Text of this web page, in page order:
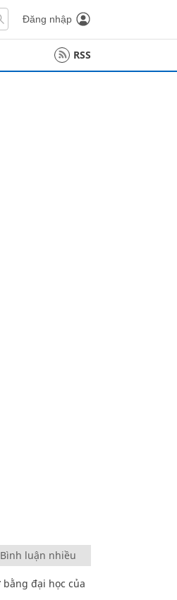
Đăng nhập
RSS
Bình luận nhiều
đại học của